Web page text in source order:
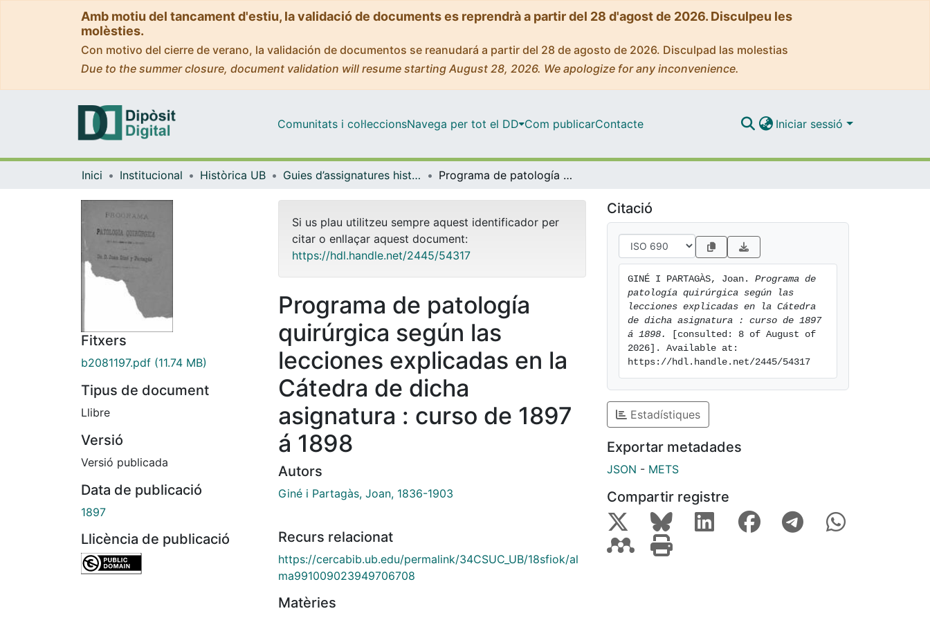
Amb motiu del tancament d'estiu, la validació de documents es reprendrà a partir del 28 d'agost de 2026. Disculpeu les
molèsties.
Con motivo del cierre de verano, la validación de documentos se reanudará a partir del 28 de agosto de 2026. Disculpad las molestias
Due to the summer closure, document validation will resume starting August 28, 2026. We apologize for any inconvenience.
Comunitats i col·leccionsNavega per tot el DD Com publicarContacte Iniciar sessió
Inici Institucional Històrica UB Guies d’assignatures històriques - Universitat de Barcelona Programa de patología quirúrgica según las lecciones explicadas en la Cátedra de dicha asignatura : curso de 1897 á 1898
Fitxers
b2081197.pdf (11.74 MB)
Tipus de document
Llibre
Versió
Versió publicada
Data de publicació
1897
Llicència de publicació
Si us plau utilitzeu sempre aquest identificador per
citar o enllaçar aquest document:
https://hdl.handle.net/2445/54317
Programa de patología
quirúrgica según las
lecciones explicadas en la
Cátedra de dicha
asignatura : curso de 1897
á 1898
Autors
Giné i Partagàs, Joan, 1836-1903
Recurs relacionat
https://cercabib.ub.edu/permalink/34CSUC_UB/18sfiok/al
ma991009023949706708
Matèries
Citació
GINÉ I PARTAGÀS, Joan. Programa de
patología quirúrgica según las
lecciones explicadas en la Cátedra
de dicha asignatura : curso de 1897
á 1898.
[consulted: 8 of August of
2026]. Available at:
https://hdl.handle.net/2445/54317
Estadístiques
Exportar metadades
JSON - METS
Compartir registre